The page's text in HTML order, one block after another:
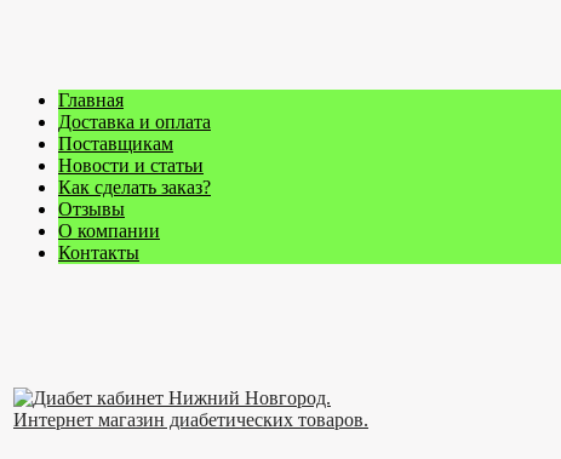
Главная
Доставка и оплата
Поставщикам
Новости и статьи
Как сделать заказ?
Отзывы
О компании
Контакты